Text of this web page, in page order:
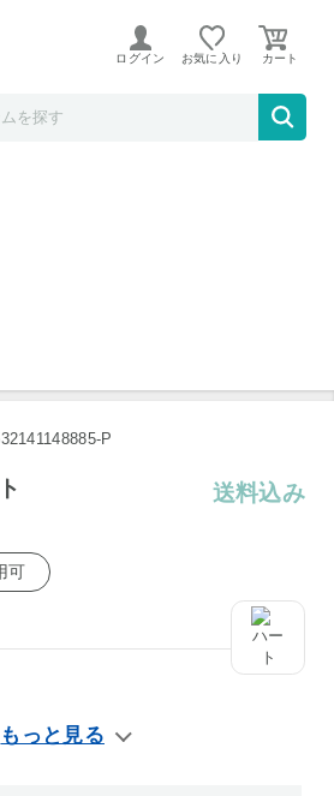
おります。
ログイン お気に入り
クリームメーカー
P
送料込み
可